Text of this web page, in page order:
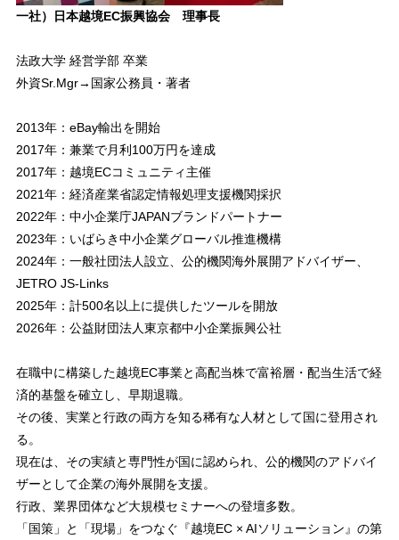
一社）日本越境EC振興協会 理事長
法政大学 経営学部 卒業
外資Sr.Mgr→国家公務員・著者
2013年：eBay輸出を開始
2017年：兼業で月利100万円を達成
2017年：越境ECコミュニティ主催
2021年：経済産業省認定情報処理支援機関採択
2022年：中小企業庁JAPANブランドパートナー
2023年：いばらき中小企業グローバル推進機構
2024年：一般社団法人設立、公的機関海外展開アドバイザー、
JETRO JS-Links
2025年：計500名以上に提供したツールを開放
2026年：公益財団法人東京都中小企業振興公社
在職中に構築した越境EC事業と高配当株で富裕層・配当生活で経
済的基盤を確立し、早期退職。
その後、実業と行政の両方を知る稀有な人材として国に登用され
る。
現在は、その実績と専門性が国に認められ、公的機関のアドバイ
ザーとして企業の海外展開を支援。
行政、業界団体など大規模セミナーへの登壇多数。
「国策」と「現場」をつなぐ『越境EC × AIソリューション』の第